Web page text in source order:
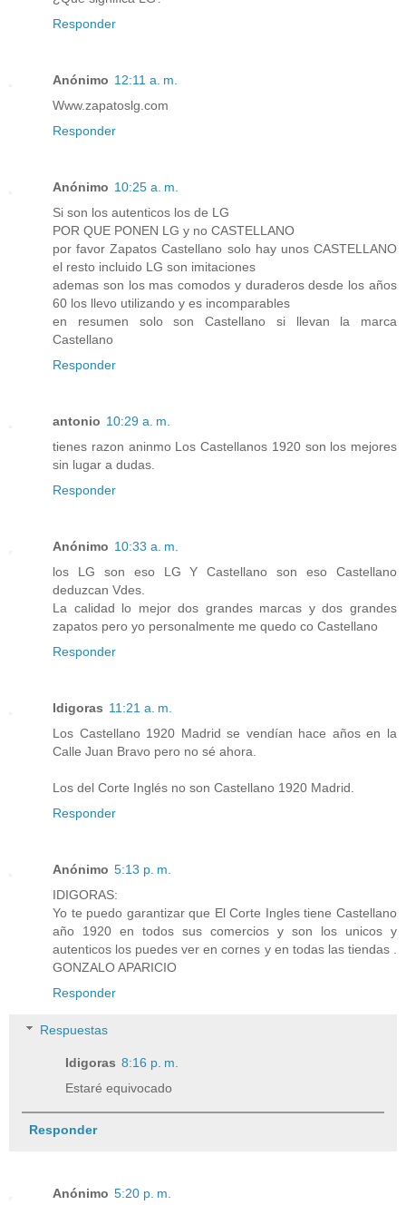
Responder
Anónimo 12:11 a. m.
Www.zapatoslg.com
Responder
Anónimo 10:25 a. m.
Si son los autenticos los de LG
POR QUE PONEN LG y no CASTELLANO
por favor Zapatos Castellano solo hay unos CASTELLANO
el resto incluido LG son imitaciones
ademas son los mas comodos y duraderos desde los años
60 los llevo utilizando y es incomparables
en resumen solo son Castellano si llevan la marca
Castellano
Responder
antonio 10:29 a. m.
tienes razon aninmo Los Castellanos 1920 son los mejores
sin lugar a dudas.
Responder
Anónimo 10:33 a. m.
los LG son eso LG Y Castellano son eso Castellano
deduzcan Vdes.
La calidad lo mejor dos grandes marcas y dos grandes
zapatos pero yo personalmente me quedo co Castellano
Responder
Idigoras 11:21 a. m.
Los Castellano 1920 Madrid se vendían hace años en la
Calle Juan Bravo pero no sé ahora.
Los del Corte Inglés no son Castellano 1920 Madrid.
Responder
Anónimo 5:13 p. m.
IDIGORAS:
Yo te puedo garantizar que El Corte Ingles tiene Castellano
año 1920 en todos sus comercios y son los unicos y
autenticos los puedes ver en cornes y en todas las tiendas .
GONZALO APARICIO
Responder
Respuestas
Idigoras 8:16 p. m.
Estaré equivocado
Responder
Anónimo 5:20 p. m.